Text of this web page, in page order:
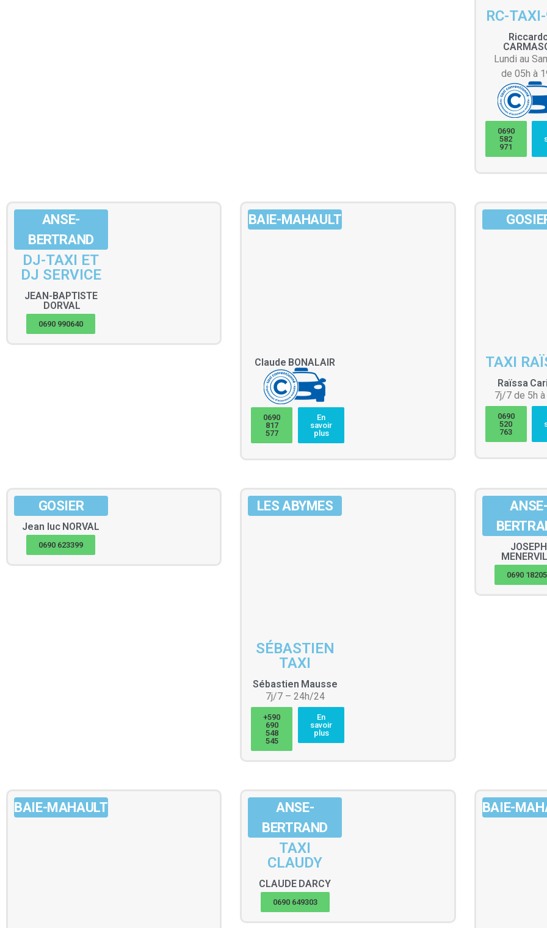
RC-
Lundi au
de 05h à
0690
582
971
ANSE-
BERTRAND
DJ-TAXI ET
DJ SERVICE
JEAN-BAPTISTE
DORVAL
0690 990640
BAIE-MAHAULT
Claude BONALAIR
0690
817
577
En
savoir
plus
TAXI
Raïssa
7j/7 de 5h à
0690
520
763
GOSIER
Jean luc NORVAL
0690 623399
LES ABYMES
SÉBASTIEN
TAXI
Sébastien Mausse
7j/7 – 24h/24
+590
690
548
545
En
savoir
plus
ANSE-
JOSEPH
0690
BAIE-MAHAULT
ANSE-
BERTRAND
TAXI
CLAUDY
CLAUDE DARCY
0690 649303
BAIE-